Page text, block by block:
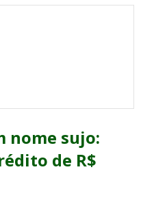
nome sujo:
de R$